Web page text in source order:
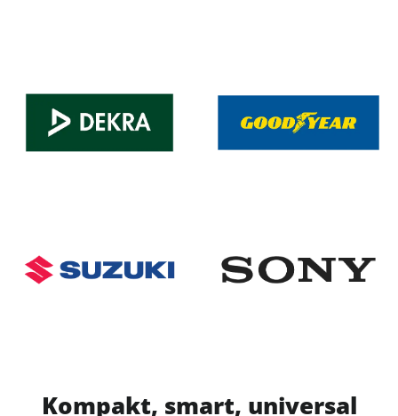
Kompakt, smart, universal